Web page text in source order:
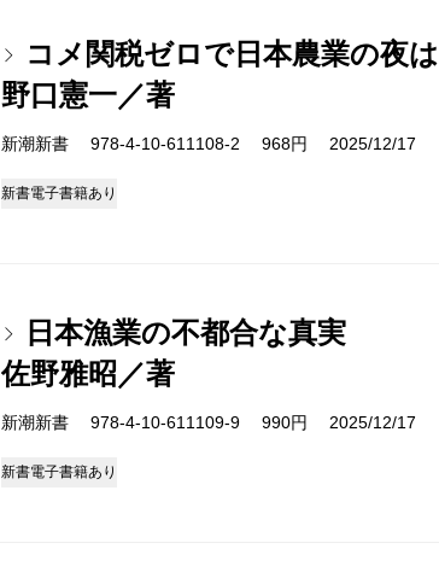
コメ関税ゼロで日本農業の夜
野口憲一／著
新潮新書 978-4-10-611108-2 968円 2025/12/17
新書電子書籍あり
日本漁業の不都合な真実
佐野雅昭／著
新潮新書 978-4-10-611109-9 990円 2025/12/17
新書電子書籍あり